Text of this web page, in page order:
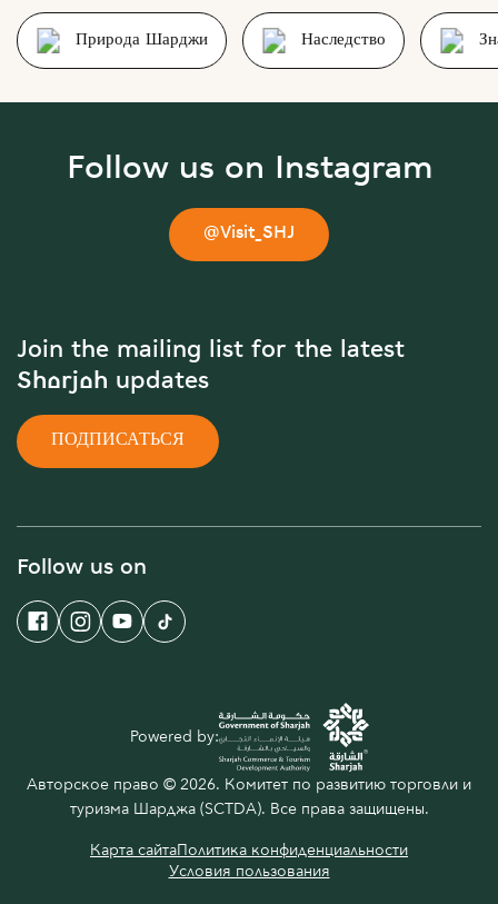
Природа Шарджи Наследство
Follow us on Instagram
@Visit_SHJ
Join the mailing list for the latest
Sharjah updates
ПОДПИСАТЬСЯ
Follow us on
Авторское право © 2026. Комитет по развитию торговли и
туризма Шарджа (SCTDA). Все права защищены.
Карта сайтаПолитика конфиденциальности
Условия пользования
Powered by: